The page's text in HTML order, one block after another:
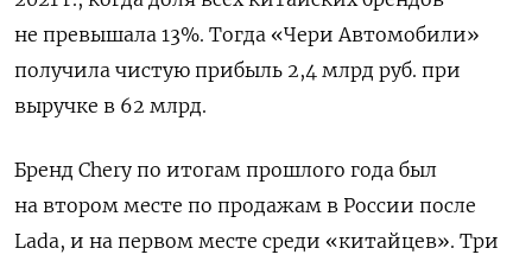
не превышала 13%. Тогда «Чери Автомобили»
получила чистую прибыль 2,4 млрд руб. при
выручке в 62 млрд.
Бренд Chery по итогам прошлого года был
на втором месте по продажам в России после
Lada, и на первом месте среди «китайцев». Три